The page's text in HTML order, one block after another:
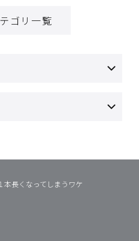
ゴリ一覧
本長くなってしまうワケ